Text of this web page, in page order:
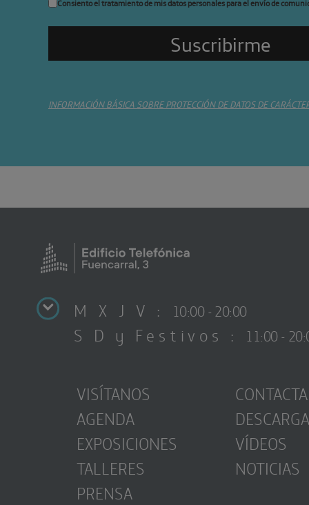
Consiento el tratamiento de mis datos personales para el envío de
INFORMACIÓN BÁSICA SOBRE PROTECCIÓN DE DATOS DE
M X J V : 10:00 - 20:00
S D y Festivos : 11:00 -
VISÍTANOS
AGENDA
EXPOSICIONES
TALLERES
PRENSA
CONTACTA
VÍDEOS
NOTICIAS